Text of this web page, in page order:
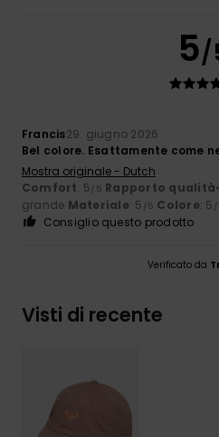
5/
Francis29. giugno 2026
Bel colore. Esattamente come
Mostra originale - Dutch
Comfort: 5/5 Rapporto
grande Materiale: 5 /5 Colore: 5
Consiglio questo prodotto
Verificato da
Visti di recente